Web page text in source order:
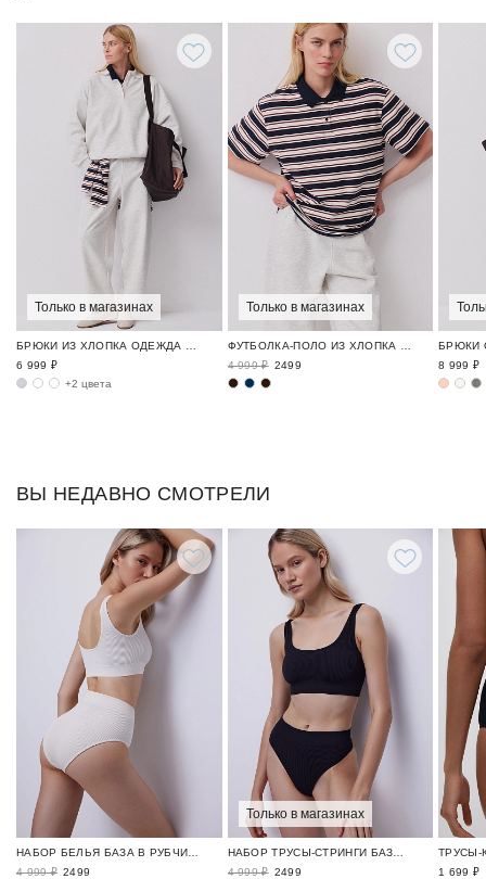
Только в магазинах
БРЮКИ ИЗ ХЛОПКА ОДЕЖДА ДЛЯ ГОРОДА И ПУТЕШЕСТВИЙ / TRAVELLING
6 999 ₽
+2 цвета
Только в магазинах
ФУТБОЛКА-ПОЛО ИЗ ХЛОПКА ОДЕЖДА ДЛЯ ГОРОДА И ПУТЕШЕСТВИЙ / TRAVELLING
4 999 ₽ 2499 8 999 ₽
ВЫ НЕДАВНО СМОТРЕЛИ
4 999 ₽ 2499
Только в магазинах
4 999 ₽ 2499
1 699 ₽